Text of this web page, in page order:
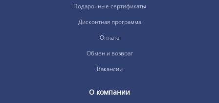
Подарочные сертификаты
Дисконтная программа
Оплата
Обмен и возврат
Вакансии
О компании